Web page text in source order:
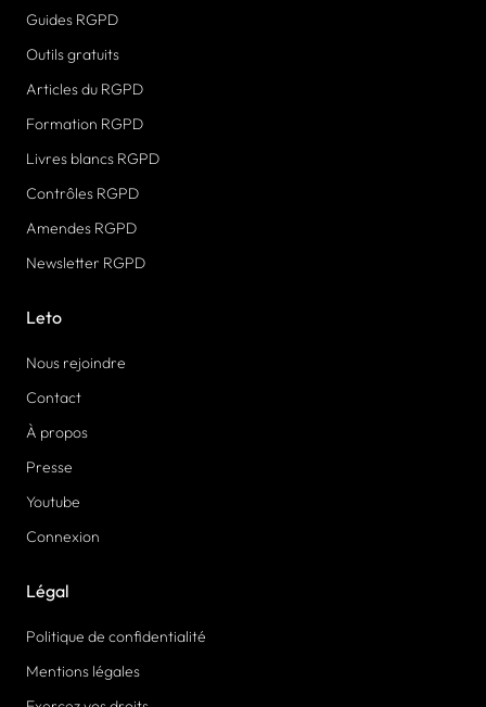
Guides RGPD
Outils gratuits
Articles du RGPD
Formation RGPD
Livres blancs RGPD
Contrôles RGPD
Amendes RGPD
Newsletter RGPD
Leto
Nous rejoindre
Contact
À propos
Presse
Youtube
Connexion
Légal
Politique de confidentialité
Mentions légales